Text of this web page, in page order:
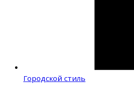
Городской стиль